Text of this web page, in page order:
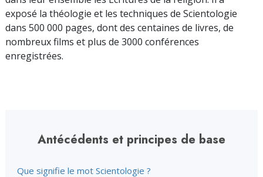
exposé la théologie et les techniques de Scientologie
dans 500 000 pages, dont des centaines de livres, de
nombreux films et plus de 3000 conférences
enregistrées.
Antécédents et principes de base
Que signifie le mot Scientologie ?